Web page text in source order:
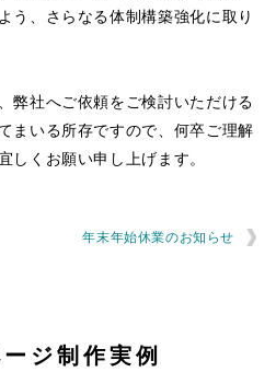
う、さらなる体制構築強化に取り
弊社へご依頼をご検討いただける
まいる所存ですので、何卒ご理解
しくお願い申し上げます。
年末年始休業のお知らせ
ジ制作実例